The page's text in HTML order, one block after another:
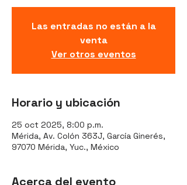
Las entradas no están a la
venta
Ver otros eventos
Horario y ubicación
25 oct 2025, 8:00 p.m.
Mérida, Av. Colón 363J, García Ginerés,
97070 Mérida, Yuc., México
Acerca del evento